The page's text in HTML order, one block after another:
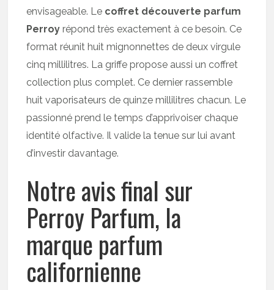
envisageable. Le coffret découverte parfum
Perroy répond très exactement à ce besoin. Ce
format réunit huit mignonnettes de deux virgule
cinq millilitres. La griffe propose aussi un coffret
collection plus complet. Ce dernier rassemble
huit vaporisateurs de quinze millilitres chacun. Le
passionné prend le temps d’apprivoiser chaque
identité olfactive. Il valide la tenue sur lui avant
d’investir davantage.
Notre avis final sur
Perroy Parfum, la
marque parfum
californienne